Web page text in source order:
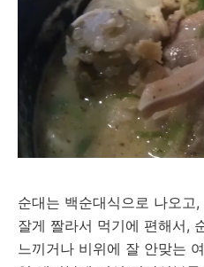
순대는 백순대식으로 나오고
잘게 짤라서 먹기에 편해서,
느끼거나 비위에 잘 안맞는